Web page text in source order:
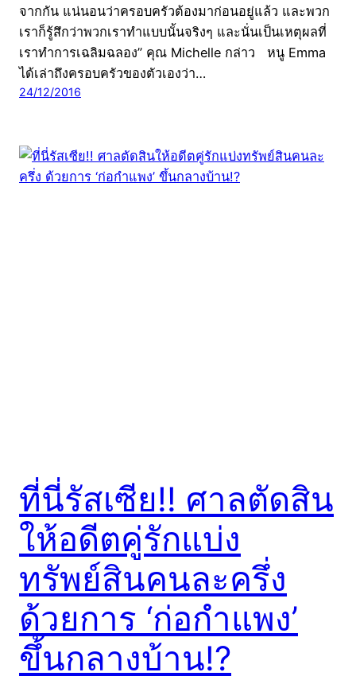
จากกัน แน่นอนว่าครอบครัวต้องมาก่อนอยู่แล้ว และพวก
เราก็รู้สึกว่าพวกเราทำแบบนั้นจริงๆ และนั่นเป็นเหตุผลที่
เราทำการเฉลิมฉลอง” คุณ Michelle กล่าว หนู Emma
ได้เล่าถึงครอบครัวของตัวเองว่า…
24/12/2016
ที่นี่รัสเซีย!! ศาลตัดสิน
ให้อดีตคู่รักแบ่ง
ทรัพย์สินคนละครึ่ง
ด้วยการ ‘ก่อกำแพง’
ขึ้นกลางบ้าน!?